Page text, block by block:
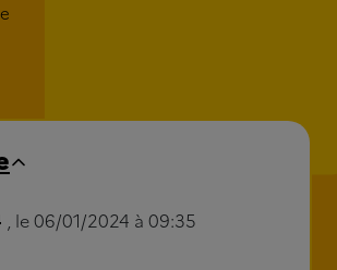
, le 06/01/2024 à 09:35